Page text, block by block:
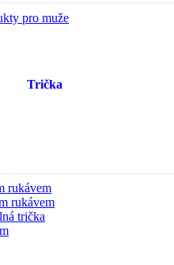
pro muže
Trička
rukávem
rukávem
trička